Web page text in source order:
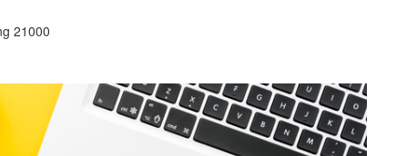
21000